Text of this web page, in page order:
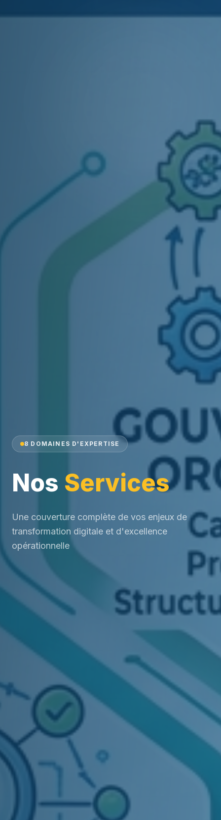
8 DOMAINES D'EXPERTISE
Nos Services
Une couverture complète de vos enjeux de
transformation digitale et d'excellence
opérationnelle